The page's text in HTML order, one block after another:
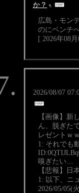
か？
広島・モン
のにベンチ
[ 2026年08
2026/08/07
【画像】新
ん、脱ぎた
レゼントｗ
1: それでも
嗅ぎたい…
【悲報】日
1: 以下、ニ
2026/05/05(